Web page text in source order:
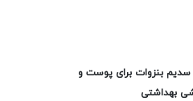
بنزوات برای پوست و
بهداشتی